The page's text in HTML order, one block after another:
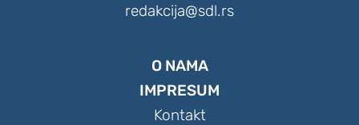
redakcija@sdl.rs
O NAMA
IMPRESUM
Kontakt